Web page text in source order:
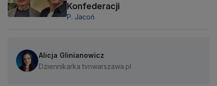
Konfederacji
P. Jacoń
Alicja Glinianowicz
Dziennikarka tvnwarszawa.pl